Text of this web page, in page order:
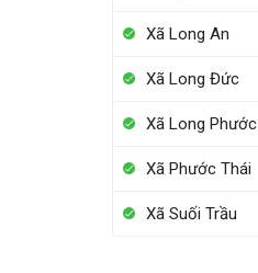
Xã Long An
Xã Long Đức
Xã Long Phước
Xã Phước Thái
Xã Suối Trầu